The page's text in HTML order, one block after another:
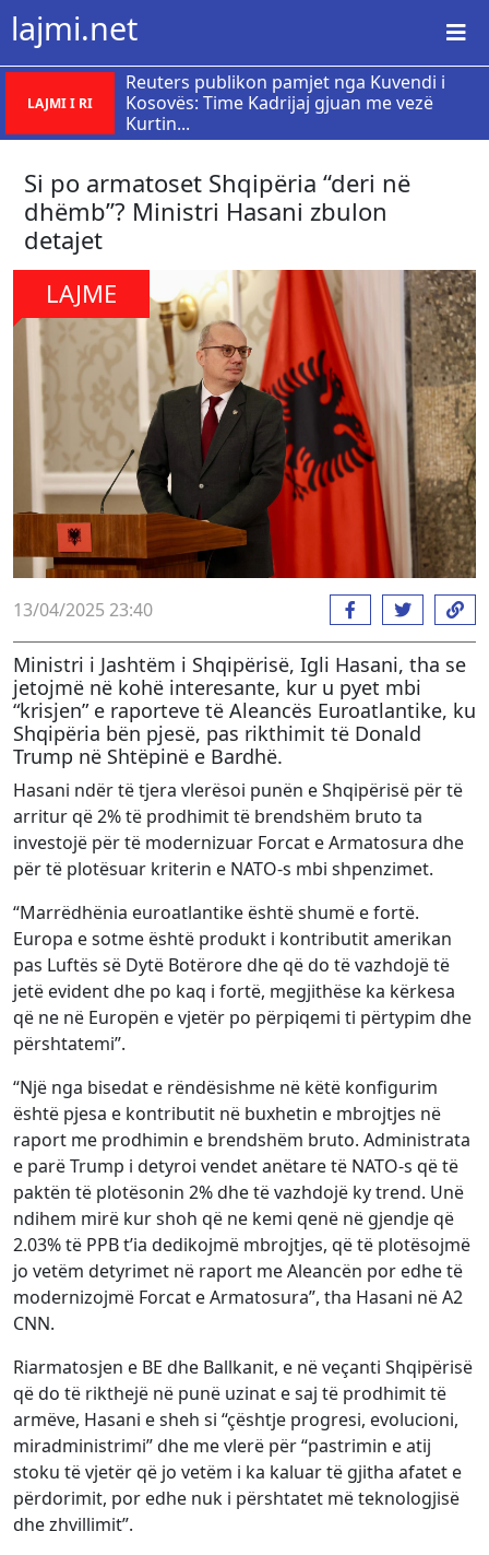
lajmi.net
LAJMI I RI
Reuters publikon pamjet nga Kuvendi i
Kosovës: Time Kadrijaj gjuan me vezë
Kurtin...
Si po armatoset Shqipëria “deri në
dhëmb”? Ministri Hasani zbulon
detajet
LAJME
13/04/2025 23:40
Ministri i Jashtëm i Shqipërisë, Igli Hasani, tha se
jetojmë në kohë interesante, kur u pyet mbi
“krisjen” e raporteve të Aleancës Euroatlantike, ku
Shqipëria bën pjesë, pas rikthimit të Donald
Trump në Shtëpinë e Bardhë.
Hasani ndër të tjera vlerësoi punën e Shqipërisë për të
arritur që 2% të prodhimit të brendshëm bruto ta
investojë për të modernizuar Forcat e Armatosura dhe
për të plotësuar kriterin e NATO-s mbi shpenzimet.
“Marrëdhënia euroatlantike është shumë e fortë.
Europa e sotme është produkt i kontributit amerikan
pas Luftës së Dytë Botërore dhe që do të vazhdojë të
jetë evident dhe po kaq i fortë, megjithëse ka kërkesa
që ne në Europën e vjetër po përpiqemi ti përtypim dhe
përshtatemi”.
“Një nga bisedat e rëndësishme në këtë konfigurim
është pjesa e kontributit në buxhetin e mbrojtjes në
raport me prodhimin e brendshëm bruto. Administrata
e parë Trump i detyroi vendet anëtare të NATO-s që të
paktën të plotësonin 2% dhe të vazhdojë ky trend. Unë
ndihem mirë kur shoh që ne kemi qenë në gjendje që
2.03% të PPB t’ia dedikojmë mbrojtjes, që të plotësojmë
jo vetëm detyrimet në raport me Aleancën por edhe të
modernizojmë Forcat e Armatosura”, tha Hasani në A2
CNN.
Riarmatosjen e BE dhe Ballkanit, e në veçanti Shqipërisë
që do të rikthejë në punë uzinat e saj të prodhimit të
armëve, Hasani e sheh si “çështje progresi, evolucioni,
miradministrimi” dhe me vlerë për “pastrimin e atij
stoku të vjetër që jo vetëm i ka kaluar të gjitha afatet e
përdorimit, por edhe nuk i përshtatet më teknologjisë
dhe zhvillimit”.